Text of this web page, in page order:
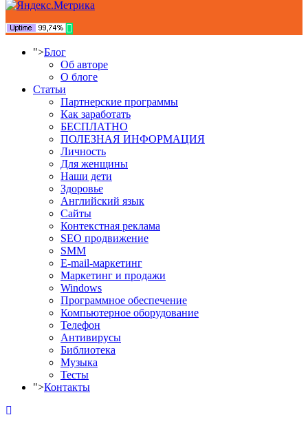
">Блог
Об авторе
О блоге
Статьи
Партнерские программы
Как заработать
БЕСПЛАТНО
ПОЛЕЗНАЯ ИНФОРМАЦИЯ
Личность
Для женщины
Наши дети
Здоровье
Английский язык
Сайты
Контекстная реклама
SEO продвижение
SMM
E-mail-маркетинг
Маркетинг и продажи
Windows
Программное обеспечение
Компьютерное оборудование
Телефон
Антивирусы
Библиотека
Музыка
Тесты
">Контакты